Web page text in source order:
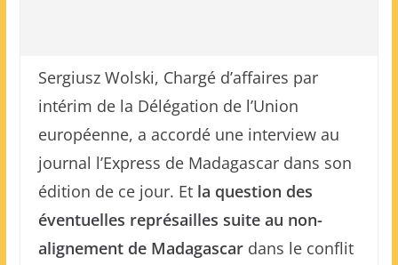
Sergiusz Wolski, Chargé d’affaires par
intérim de la Délégation de l’Union
européenne, a accordé une interview au
journal l’Express de Madagascar dans son
édition de ce jour. Et la question des
éventuelles représailles suite au non-
alignement de Madagascardans le conflit